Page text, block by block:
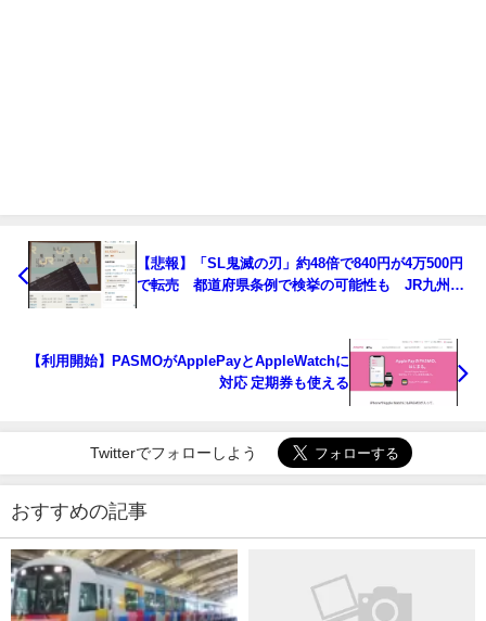
【悲報】「SL鬼滅の刃」約48倍で840円が4万500円
で転売 都道府県条例で検挙の可能性も JR九州と
【利用開始】PASMOがApplePayとAppleWatchに
対応 定期券も使える
Twitterでフォローしよう
おすすめの記事